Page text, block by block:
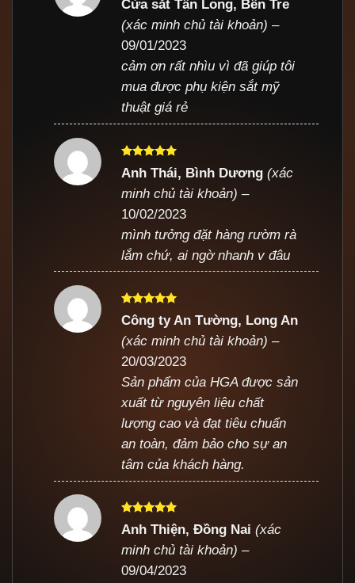
sao
Cửa sắt Tấn Long, Bến Tre
(xác minh chủ tài khoản) –
09/01/2023
cảm ơn rất nhìu vì đã giúp tôi
mua được phụ kiện sắt mỹ
thuật giá rẻ
Được xếp
hạng 5 5
sao
Anh Thái, Bình Dương(xác
minh chủ tài khoản) –
10/02/2023
mình tưởng đặt hàng rườm rà
lắm chứ, ai ngờ nhanh v đâu
Được xếp
hạng5
5
sao
Công ty An Tường, Long An
(xác minh chủ tài khoản) –
20/03/2023
Sản phẩm của HGA được sản
xuất từ nguyên liệu chất
lượng cao và đạt tiêu chuẩn
an toàn, đảm bảo cho sự an
tâm của khách hàng.
Được xếp
sao
Anh Thiện, Đồng Nai(xác
minh chủ tài khoản) –
09/04/2023